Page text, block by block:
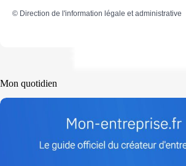
© Direction de l'information légale et administrative
Mon quotidien